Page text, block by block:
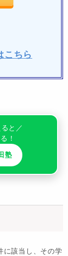
こちら
と／
！
塾
に該当し、その学